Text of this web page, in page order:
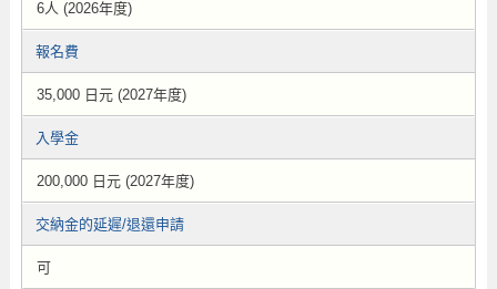
6人 (2026年度)
報名費
35,000 日元 (2027年度)
入學金
200,000 日元 (2027年度)
交納金的延遲/退還申請
可